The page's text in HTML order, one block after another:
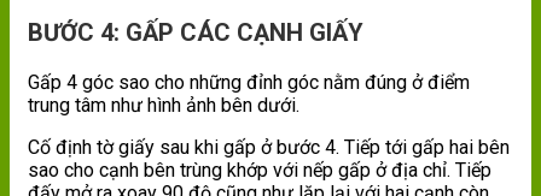
BƯỚC 4: GẤP CÁC CẠNH GIẤY
Gấp 4 góc sao cho những đỉnh góc nằm đúng ở điểm
trung tâm như hình ảnh bên dưới.
Cố định tờ giấy sau khi gấp ở bước 4. Tiếp tới gấp hai bên
sao cho cạnh bên trùng khớp với nếp gấp ở địa chỉ. Tiếp